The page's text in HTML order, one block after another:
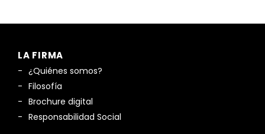
LA FIRMA
¿Quiénes somos?
Filosofía
Brochure digital
Responsabilidad Social